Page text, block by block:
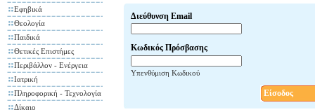
Εφηβικά
Θεολογία
Παιδικά
Θετικές Επιστήμες
Περιβάλλον - Ενέργεια
Ιατρική
Πληροφορική - Τεχνολογία
Δίκαιο
Διεύθυνση Email
Κωδικός Πρόσβασης
Υπενθύμιση Κωδικού
Είσοδος